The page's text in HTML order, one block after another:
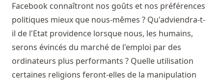
Facebook connaîtront nos goûts et nos préférences
politiques mieux que nous-mêmes ? Qu'adviendra-t-
il de l'Etat providence lorsque nous, les humains,
serons évincés du marché de l'emploi par des
ordinateurs plus performants ? Quelle utilisation
certaines religions feront-elles de la manipulation